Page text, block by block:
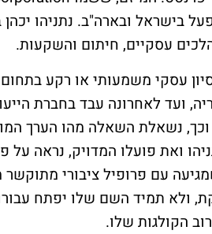
עסקיים, חיתום והשקעות.
עסקי משמעותי או רקע
נשאלת השאלה מהו הערך
ואת פועלו המדויק, נראה
עם פרופיל ציבורי
ולא תמיד השם שלו יפתח
הקולגות שלו.